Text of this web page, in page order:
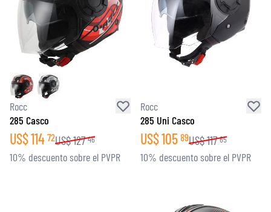
Rocc
285 Casco
US$114 72US$127 46
10% descuento sobre el PVPR
Rocc
285 Uni Casco
US$105 89US$117 65
10% descuento sobre el PVPR